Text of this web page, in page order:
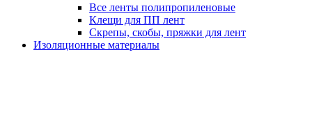
Все ленты полипропиленовые
Клещи для ПП лент
Скрепы, скобы, пряжки для лент
Изоляционные материалы